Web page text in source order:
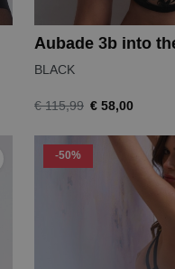
BLACK
€ 115,99 € 58,00
-50%